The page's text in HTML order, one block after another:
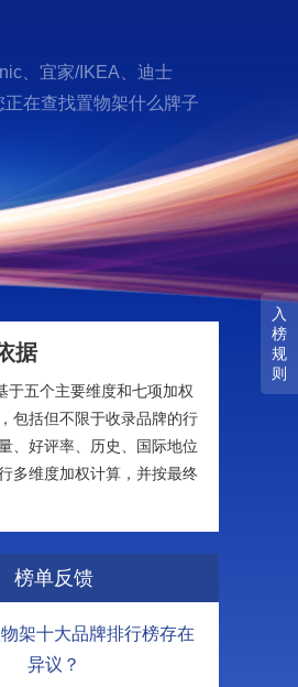
入
榜
规
则
、宜家/IKEA、迪士
在查找置物架什么牌子
据
于五个主要维度和七项加权
包括但不限于收录品牌的行
、好评率、历史、国际地位
多维度加权计算，并按最终
榜单反馈
架十大品牌排行榜存在
异议？